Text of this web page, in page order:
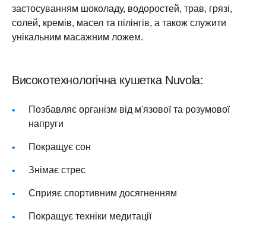
застосуванням шоколаду, водоростей, трав, грязі,
солей, кремів, масел та пілінгів, а також служити
унікальним масажним ложем.
Високотехнологічна кушетка Nuvola:
Позбавляє організм від м'язової та розумової
напруги
Покращує сон
Знімає стрес
Сприяє спортивним досягненням
Покращує техніки медитації